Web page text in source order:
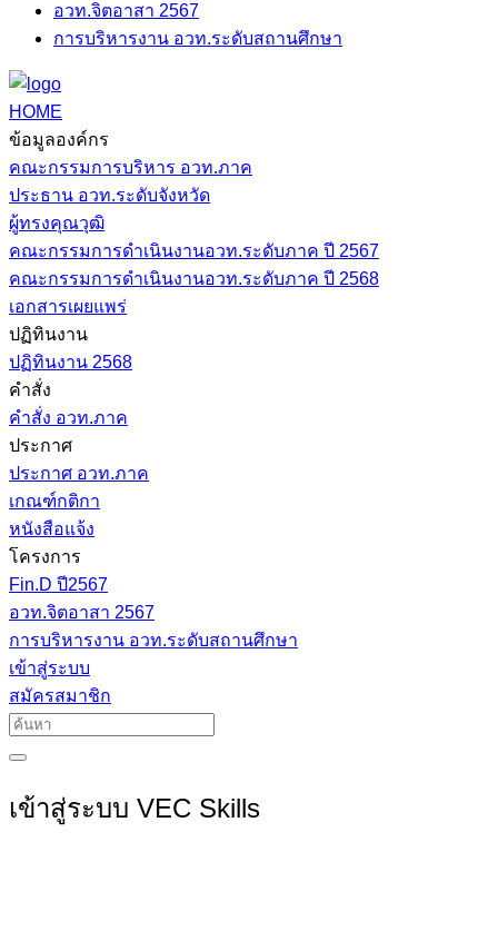
อวท.จิตอาสา 2567
การบริหารงาน อวท.ระดับสถานศึกษา
HOME
ข้อมูลองค์กร
คณะกรรมการบริหาร อวท.ภาค
ประธาน อวท.ระดับจังหวัด
ผู้ทรงคุณวุฒิ
คณะกรรมการดำเนินงานอวท.ระดับภาค ปี 2567
คณะกรรมการดำเนินงานอวท.ระดับภาค ปี 2568
เอกสารเผยแพร่
ปฏิทินงาน
ปฏิทินงาน 2568
คำสั่ง
คำสั่ง อวท.ภาค
ประกาศ
ประกาศ อวท.ภาค
เกณฑ์กติกา
หนังสือแจ้ง
โครงการ
Fin.D ปี2567
อวท.จิตอาสา 2567
การบริหารงาน อวท.ระดับสถานศึกษา
เข้าสู่ระบบ
สมัครสมาชิก
เข้าสู่ระบบ VEC Skills